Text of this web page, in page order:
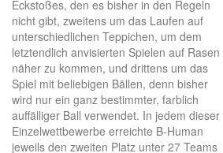
Eckstoßes, den es bisher in den Regeln
nicht gibt, zweitens um das Laufen auf
unterschiedlichen Teppichen, um dem
letztendlich anvisierten Spielen auf Rasen
näher zu kommen, und drittens um das
Spiel mit beliebigen Bällen, denn bisher
wird nur ein ganz bestimmter, farblich
auffälliger Ball verwendet. In jedem dieser
Einzelwettbewerbe erreichte B-Human
jeweils den zweiten Platz unter 27 Teams